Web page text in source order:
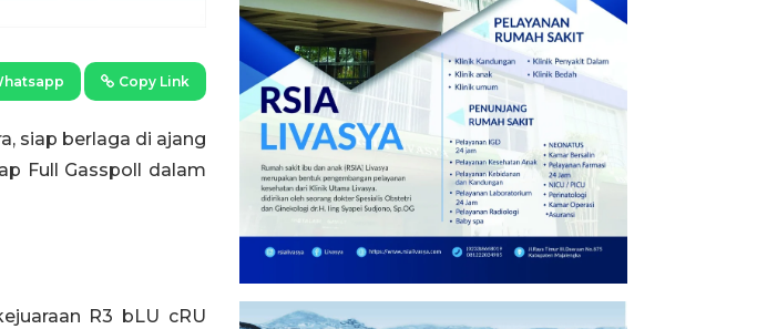
Copy Link
siap berlaga di ajang
Full Gasspoll dalam
R3 bLU cRU